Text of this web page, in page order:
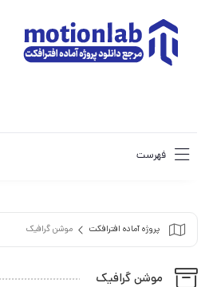
فهرست
پروژه آماده افترافکت موشن گرافیک
موشن گرافیک